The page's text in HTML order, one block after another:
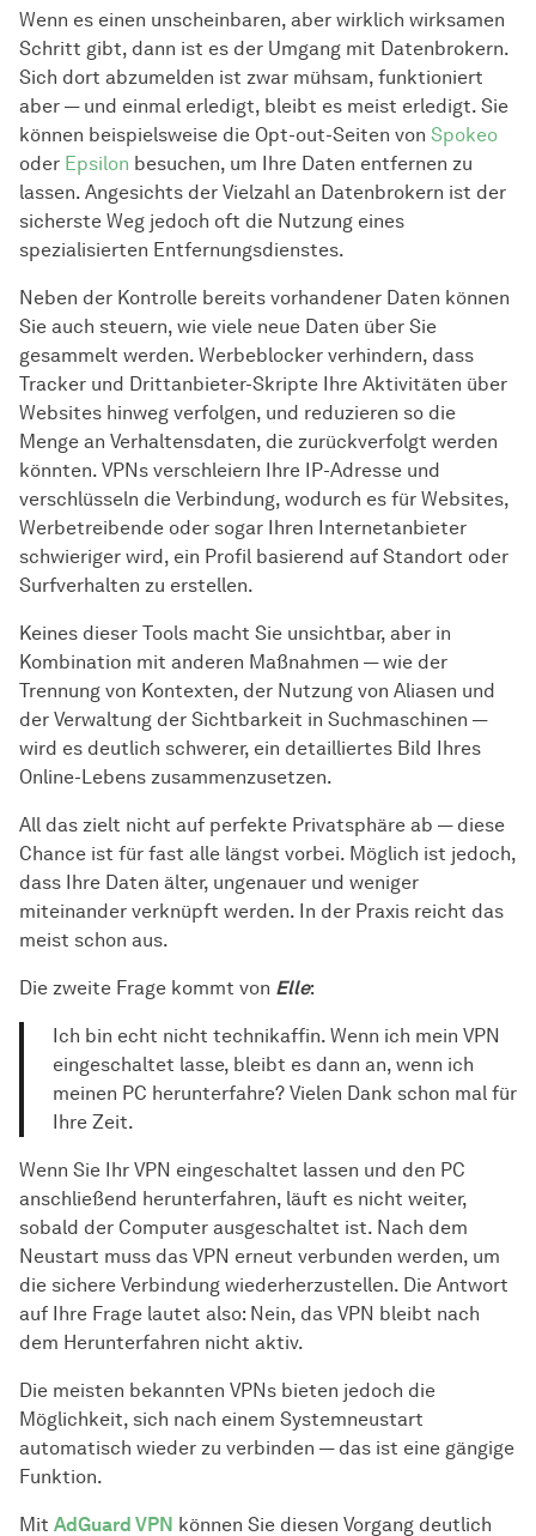
Wenn es einen unscheinbaren, aber wirklich wirksamen
Schritt gibt, dann ist es der Umgang mit Datenbrokern.
Sich dort abzumelden ist zwar mühsam, funktioniert
aber — und einmal erledigt, bleibt es meist erledigt. Sie
können beispielsweise die Opt-out-Seiten von Spokeo
oder Epsilon besuchen, um Ihre Daten entfernen zu
lassen. Angesichts der Vielzahl an Datenbrokern ist der
sicherste Weg jedoch oft die Nutzung eines
spezialisierten Entfernungsdienstes.
Neben der Kontrolle bereits vorhandener Daten können
Sie auch steuern, wie viele neue Daten über Sie
gesammelt werden. Werbeblocker verhindern, dass
Tracker und Drittanbieter-Skripte Ihre Aktivitäten über
Websites hinweg verfolgen, und reduzieren so die
Menge an Verhaltensdaten, die zurückverfolgt werden
könnten. VPNs verschleiern Ihre IP-Adresse und
verschlüsseln die Verbindung, wodurch es für Websites,
Werbetreibende oder sogar Ihren Internetanbieter
schwieriger wird, ein Profil basierend auf Standort oder
Surfverhalten zu erstellen.
Keines dieser Tools macht Sie unsichtbar, aber in
Kombination mit anderen Maßnahmen — wie der
Trennung von Kontexten, der Nutzung von Aliasen und
der Verwaltung der Sichtbarkeit in Suchmaschinen —
wird es deutlich schwerer, ein detailliertes Bild Ihres
Online-Lebens zusammenzusetzen.
All das zielt nicht auf perfekte Privatsphäre ab — diese
Chance ist für fast alle längst vorbei. Möglich ist jedoch,
dass Ihre Daten älter, ungenauer und weniger
miteinander verknüpft werden. In der Praxis reicht das
meist schon aus.
Die zweite Frage kommt von Elle:
Ich bin echt nicht technikaffin. Wenn ich mein VPN
eingeschaltet lasse, bleibt es dann an, wenn ich
meinen PC herunterfahre? Vielen Dank schon mal für
Ihre Zeit.
Wenn Sie Ihr VPN eingeschaltet lassen und den PC
anschließend herunterfahren, läuft es nicht weiter,
sobald der Computer ausgeschaltet ist. Nach dem
Neustart muss das VPN erneut verbunden werden, um
die sichere Verbindung wiederherzustellen. Die Antwort
auf Ihre Frage lautet also: Nein, das VPN bleibt nach
dem Herunterfahren nicht aktiv.
Die meisten bekannten VPNs bieten jedoch die
Möglichkeit, sich nach einem Systemneustart
automatisch wieder zu verbinden — das ist eine gängige
Funktion.
Mit AdGuard VPN können Sie diesen Vorgang deutlich